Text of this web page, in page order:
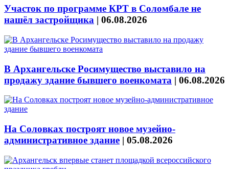
Участок по программе КРТ в Соломбале не
нашёл застройщика | 06.08.2026
В Архангельске Росимущество выставило на
продажу здание бывшего военкомата | 06.08.2026
На Соловках построят новое музейно-
административное здание | 05.08.2026